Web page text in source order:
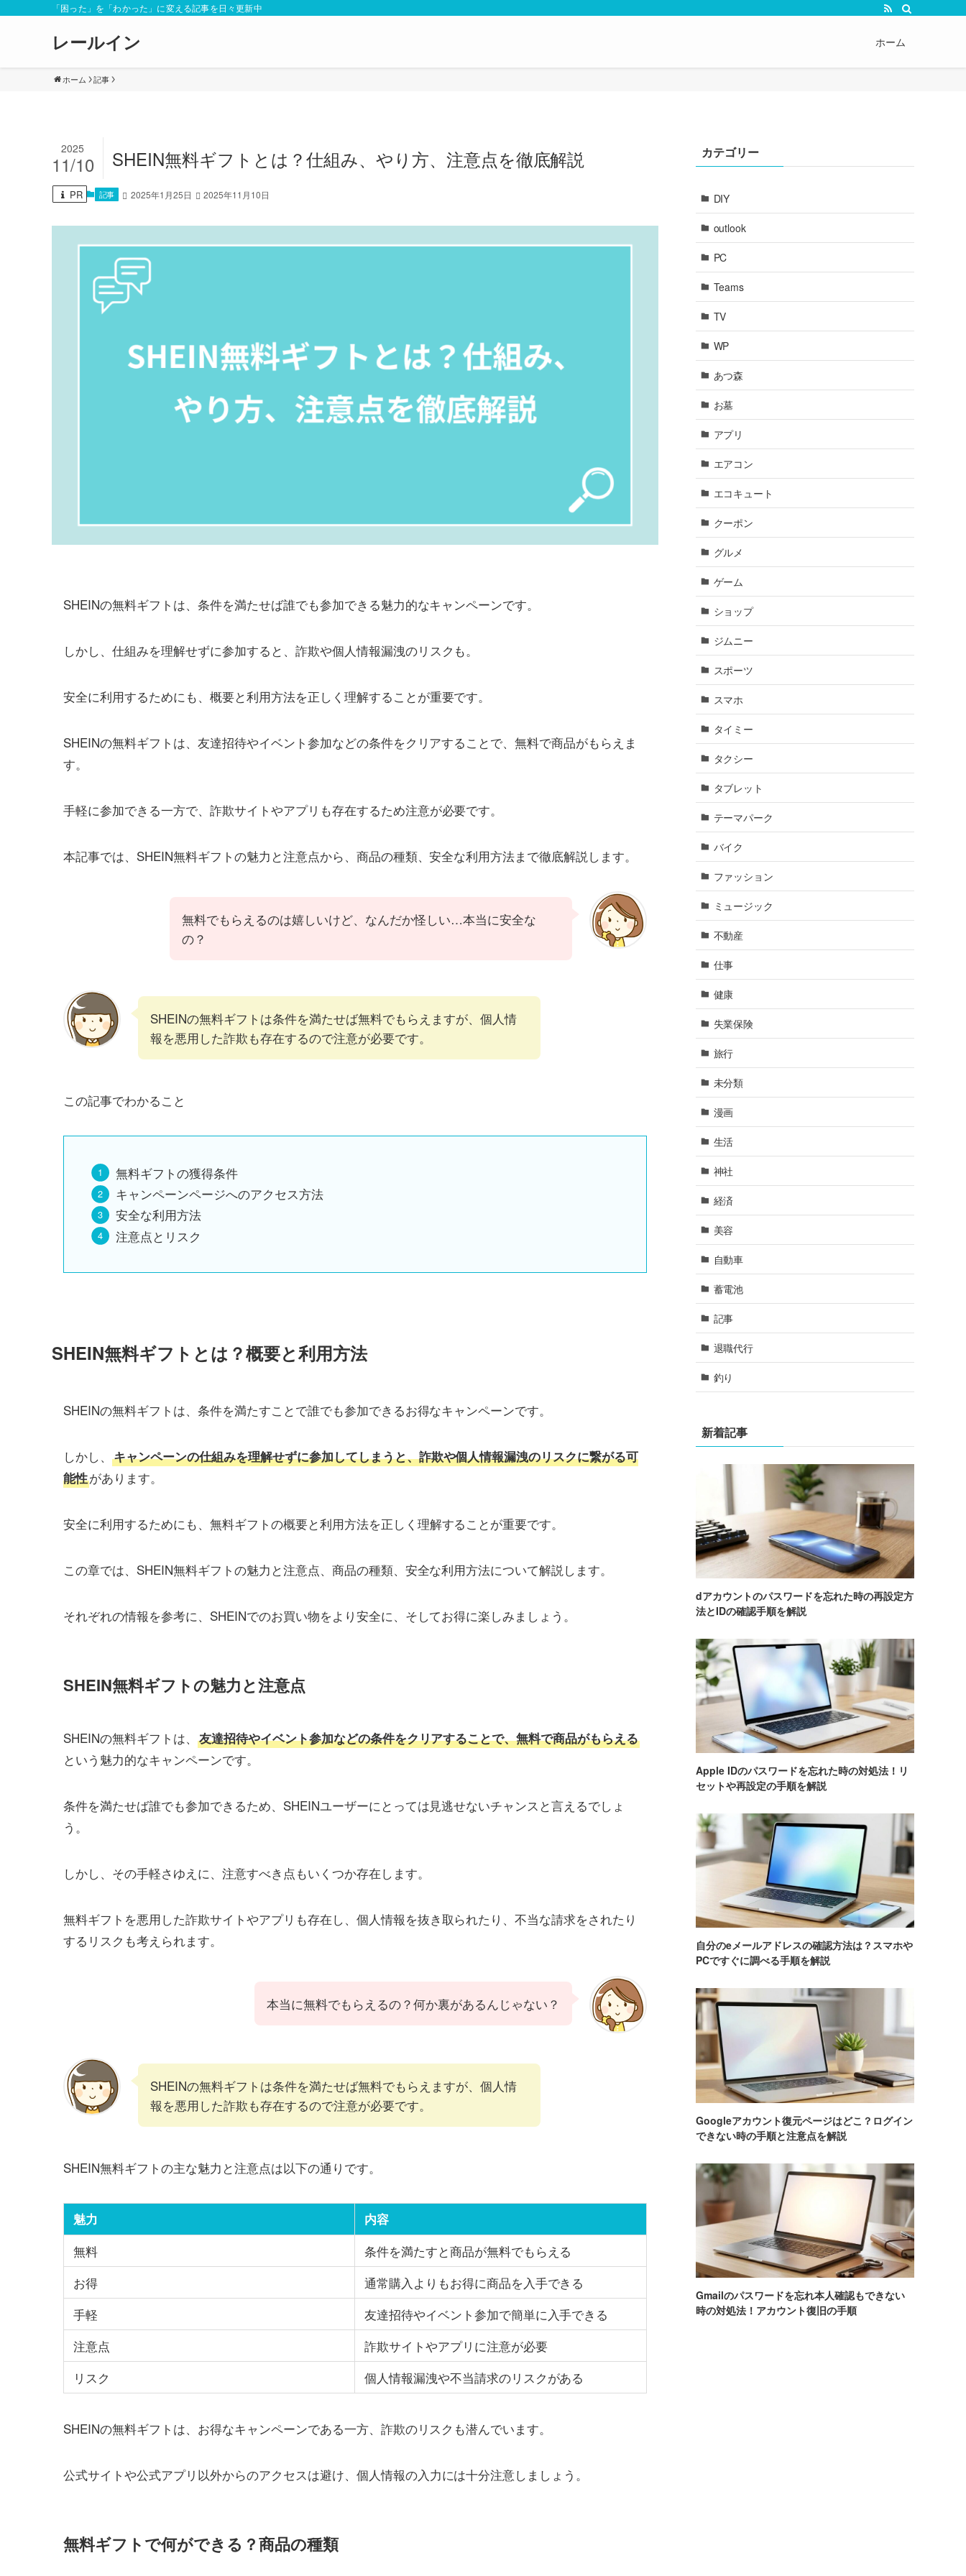
「困った」を「わかった」に変える記事を日々更新中
レールイン ホーム
ホーム 記事
SHEIN無料ギフトとは？仕組み、やり方、注意点を徹底解説
2025
11/10
PR 記事 2025年1月25日 2025年11月10日
SHEINの無料ギフトは、条件を満たせば誰でも参加できる魅力的なキャンペーンです。
しかし、仕組みを理解せずに参加すると、詐欺や個人情報漏洩のリスクも。
安全に利用するためにも、概要と利用方法を正しく理解することが重要です。
SHEINの無料ギフトは、友達招待やイベント参加などの条件をクリアすることで、無料で商品がもらえま
す。
手軽に参加できる一方で、詐欺サイトやアプリも存在するため注意が必要です。
本記事では、SHEIN無料ギフトの魅力と注意点から、商品の種類、安全な利用方法まで徹底解説します。
無料でもらえるのは嬉しいけど、なんだか怪しい…本当に安全な
の？
SHEINの無料ギフトは条件を満たせば無料でもらえますが、個人情
報を悪用した詐欺も存在するので注意が必要です。
この記事でわかること
無料ギフトの獲得条件
キャンペーンページへのアクセス方法
安全な利用方法
注意点とリスク
SHEIN無料ギフトとは？概要と利用方法
SHEINの無料ギフトは、条件を満たすことで誰でも参加できるお得なキャンペーンです。
しかし、
キャンペーンの仕組みを理解せずに参加してしまうと、詐欺や個人情報漏洩のリスクに繋がる可
能性があります。
安全に利用するためにも、無料ギフトの概要と利用方法を正しく理解することが重要です。
この章では、SHEIN無料ギフトの魅力と注意点、商品の種類、安全な利用方法について解説します。
それぞれの情報を参考に、SHEINでのお買い物をより安全に、そしてお得に楽しみましょう。
SHEIN無料ギフトの魅力と注意点
SHEINの無料ギフトは、 友達招待やイベント参加などの条件をクリアすることで、無料で商品がもらえる
という魅力的なキャンペーンです。
条件を満たせば誰でも参加できるため、SHEINユーザーにとっては見逃せないチャンスと言えるでしょ
う。
しかし、その手軽さゆえに、注意すべき点もいくつか存在します。
無料ギフトを悪用した詐欺サイトやアプリも存在し、個人情報を抜き取られたり、不当な請求をされたり
するリスクも考えられます。
本当に無料でもらえるの？何か裏があるんじゃない？
SHEINの無料ギフトは条件を満たせば無料でもらえますが、個人情
報を悪用した詐欺も存在するので注意が必要です。
SHEIN無料ギフトの主な魅力と注意点は以下の通りです。
魅力 内容
無料
条件を満たすと商品が無料でもらえる
お得
通常購入よりもお得に商品を入手できる
手軽
友達招待やイベント参加で簡単に入手できる
注意点
詐欺サイトやアプリに注意が必要
リスク
個人情報漏洩や不当請求のリスクがある
SHEINの無料ギフトは、お得なキャンペーンである一方、詐欺のリスクも潜んでいます。
公式サイトや公式アプリ以外からのアクセスは避け、個人情報の入力には十分注意しましょう。
無料ギフトで何ができる？商品の種類
カテゴリー
DIY
outlook
PC
Teams
TV
WP
あつ森
お墓
アプリ
エアコン
エコキュート
クーポン
グルメ
ゲーム
ショップ
ジムニー
スポーツ
スマホ
タイミー
タクシー
タブレット
テーマパーク
バイク
ファッション
ミュージック
不動産
仕事
健康
失業保険
旅行
未分類
漫画
生活
神社
経済
美容
自動車
蓄電池
記事
退職代行
釣り
新着記事
dアカウントのパスワードを忘れた時の再設定方
法とIDの確認手順を解説
Apple IDのパスワードを忘れた時の対処法！リ
セットや再設定の手順を解説
自分のeメールアドレスの確認方法は？スマホや
PCですぐに調べる手順を解説
Googleアカウント復元ページはどこ？ログイン
できない時の手順と注意点を解説
Gmailのパスワードを忘れ本人確認もできない
時の対処法！アカウント復旧の手順